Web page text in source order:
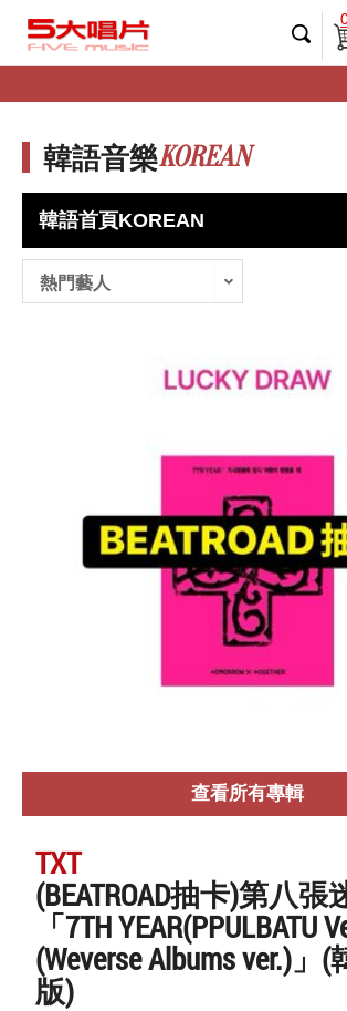
韓語音樂KOREAN
韓語首頁KOREAN
熱門藝人
查看所有專輯
TXT
(BEATROAD抽卡)第八
「7TH YEAR(PPULBATU
(Weverse Albums ver.)」
版)